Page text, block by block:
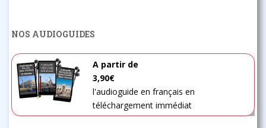
NOS AUDIOGUIDES
A partir de
3,90€
l'audioguide en français en
téléchargement immédiat